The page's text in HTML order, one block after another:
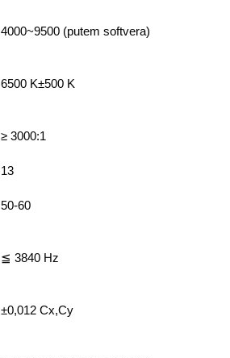
4000~9500 (putem softvera)
6500 K±500 K
≥ 3000:1
13
50-60
≦ 3840 Hz
±0,012 Cx,Cy